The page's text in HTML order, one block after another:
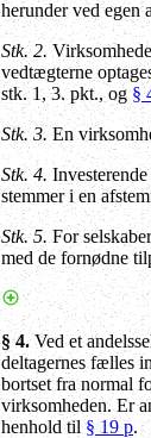
herunder ved egen
Stk. 2.
vedtægterne
stk. 1, 3. pkt., og §
Stk. 3. En
Stk. 4.
stemmer i en
Stk. 5. For
med de fornødne
§ 4.Ved et
deltagernes fælles
bortset fra normal
virksomheden. Er
henhold til§ 19 p.